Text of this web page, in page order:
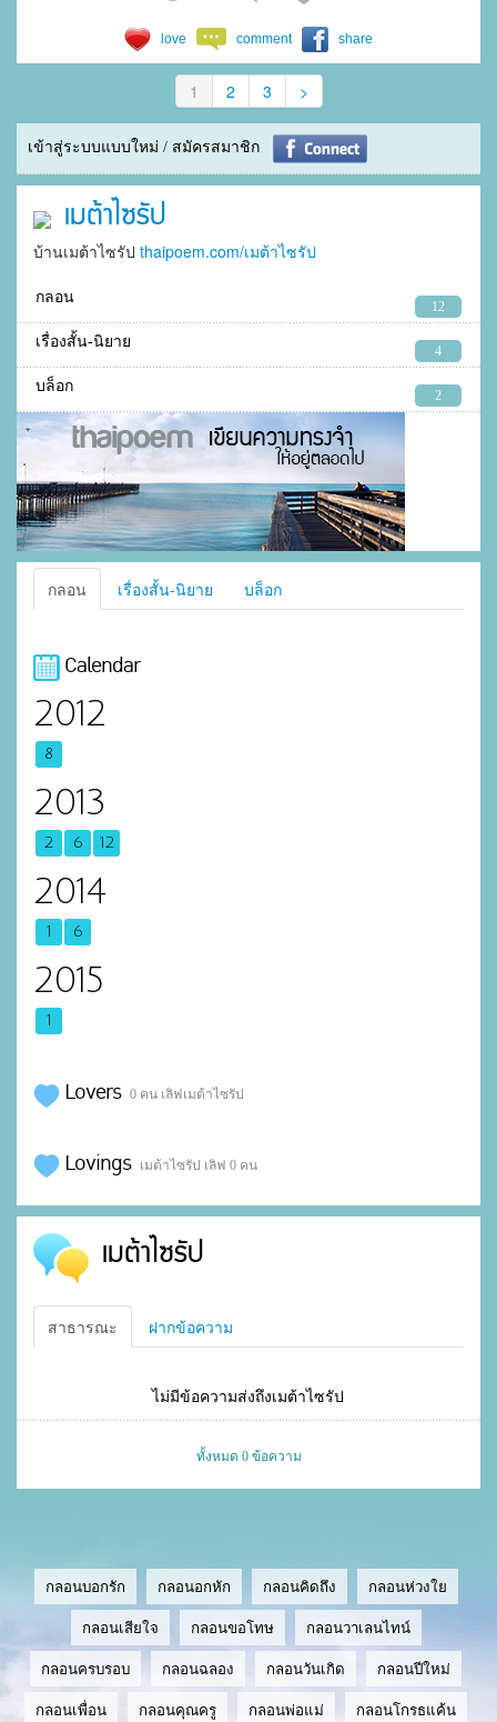
love comment share
1 2 3 >
เข้าสู่ระบบแบบใหม่ / สมัครสมาชิก
เมต้าไซรัป
บ้านเมต้าไซรัป thaipoem.com/เมต้าไซรัป
กลอน
12
เรื่องสั้น-นิยาย
4
บล็อก
2
กลอน เรื่องสั้น-นิยาย บล็อก
Calendar
2012
8
2013
2 6 12
2014
1 6
2015
1
Lovers 0 คน เลิฟเมต้าไซรัป
Lovings เมต้าไซรัป เลิฟ 0 คน
เมต้าไซรัป
สาธารณะ ฝากข้อความ
ไม่มีข้อความส่งถึงเมต้าไซรัป
ทั้งหมด 0 ข้อความ
กลอนบอกรัก กลอนอกหัก กลอนคิดถึง กลอนห่วงใย
กลอนเสียใจ กลอนขอโทษ กลอนวาเลนไทน์
กลอนครบรอบ กลอนฉลอง กลอนวันเกิด กลอนปีใหม่
กลอนเพื่อน กลอนคุณครู กลอนพ่อแม่ กลอนโกรธแค้น